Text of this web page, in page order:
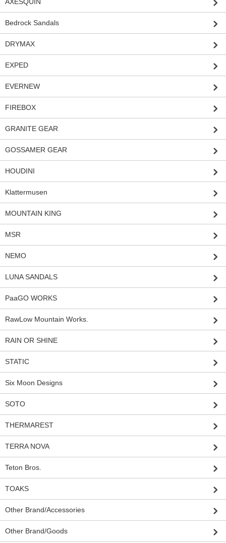
AXESQUIN
Bedrock Sandals
DRYMAX
EXPED
EVERNEW
FIREBOX
GRANITE GEAR
GOSSAMER GEAR
HOUDINI
Klattermusen
MOUNTAIN KING
MSR
NEMO
LUNA SANDALS
PaaGO WORKS
RawLow Mountain Works.
RAIN OR SHINE
STATIC
Six Moon Designs
SOTO
THERMAREST
TERRA NOVA
Teton Bros.
TOAKS
Other Brand/Accessories
Other Brand/Goods